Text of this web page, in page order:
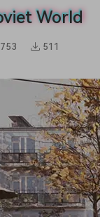
World
753 511